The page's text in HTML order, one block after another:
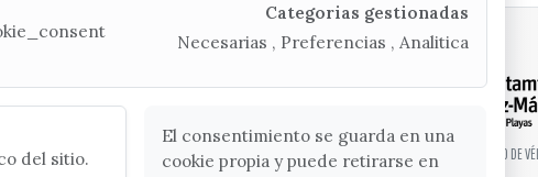
541 104
2. CP 29740 - Torre del Mar
© EXCMO. AYUNTAMIENTO DE
Categorias gestionadas
Necesarias , Preferencias , Analitica
del sitio.
El consentimiento se guarda en una
cookie propia y puede retirarse en